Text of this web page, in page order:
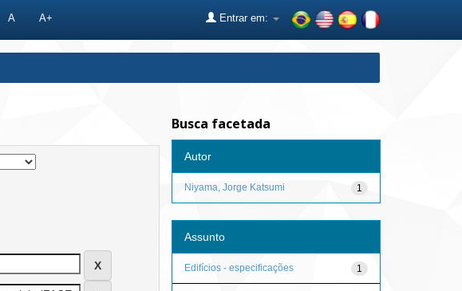
A A+ Entrar em:
Busca facetada
Autor
1
Niyama, Jorge Katsumi
Assunto
1
Edifícios - especificações